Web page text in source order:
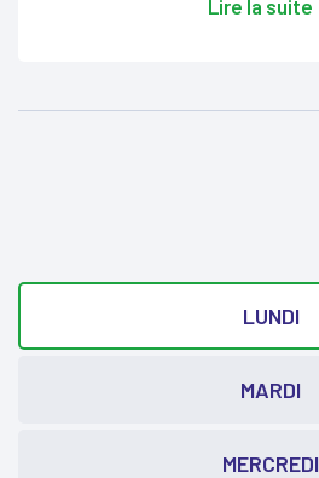
Lire la suite
LUNDI
MARDI
MERCREDI